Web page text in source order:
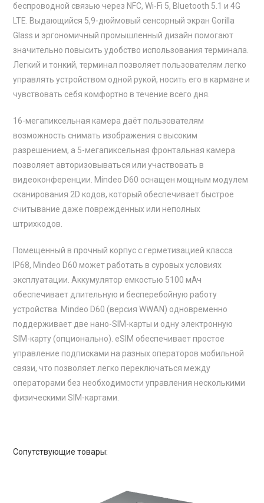
беспроводной связью через NFC, Wi-Fi 5, Bluetooth 5.1 и 4G
LTE. Выдающийся 5,9-дюймовый сенсорный экран Gorilla
Glass и эргономичный промышленный дизайн помогают
значительно повысить удобство использования терминала.
Легкий и тонкий, терминал позволяет пользователям легко
управлять устройством одной рукой, носить его в кармане и
чувствовать себя комфортно в течение всего дня.
16-мегапиксельная камера даёт пользователям
возможность снимать изображения с высоким
разрешением, а 5-мегапиксельная фронтальная камера
позволяет авторизовываться или участвовать в
видеоконференции. Mindeo D60 оснащен мощным модулем
сканирования 2D кодов, который обеспечивает быстрое
считывание даже поврежденных или неполных
штрихкодов.
Помещенный в прочный корпус с герметизацией класса
IP68, Mindeo D60 может работать в суровых условиях
эксплуатации. Аккумулятор емкостью 5100 мАч
обеспечивает длительную и бесперебойную работу
устройства. Mindeo D60 (версия WWAN) одновременно
поддерживает две нано-SIM-карты и одну электронную
SIM-карту (опционально). eSIM обеспечивает простое
управление подписками на разных операторов мобильной
связи, что позволяет легко переключаться между
операторами без необходимости управления несколькими
физическими SIM-картами.
Сопутствующие товары: